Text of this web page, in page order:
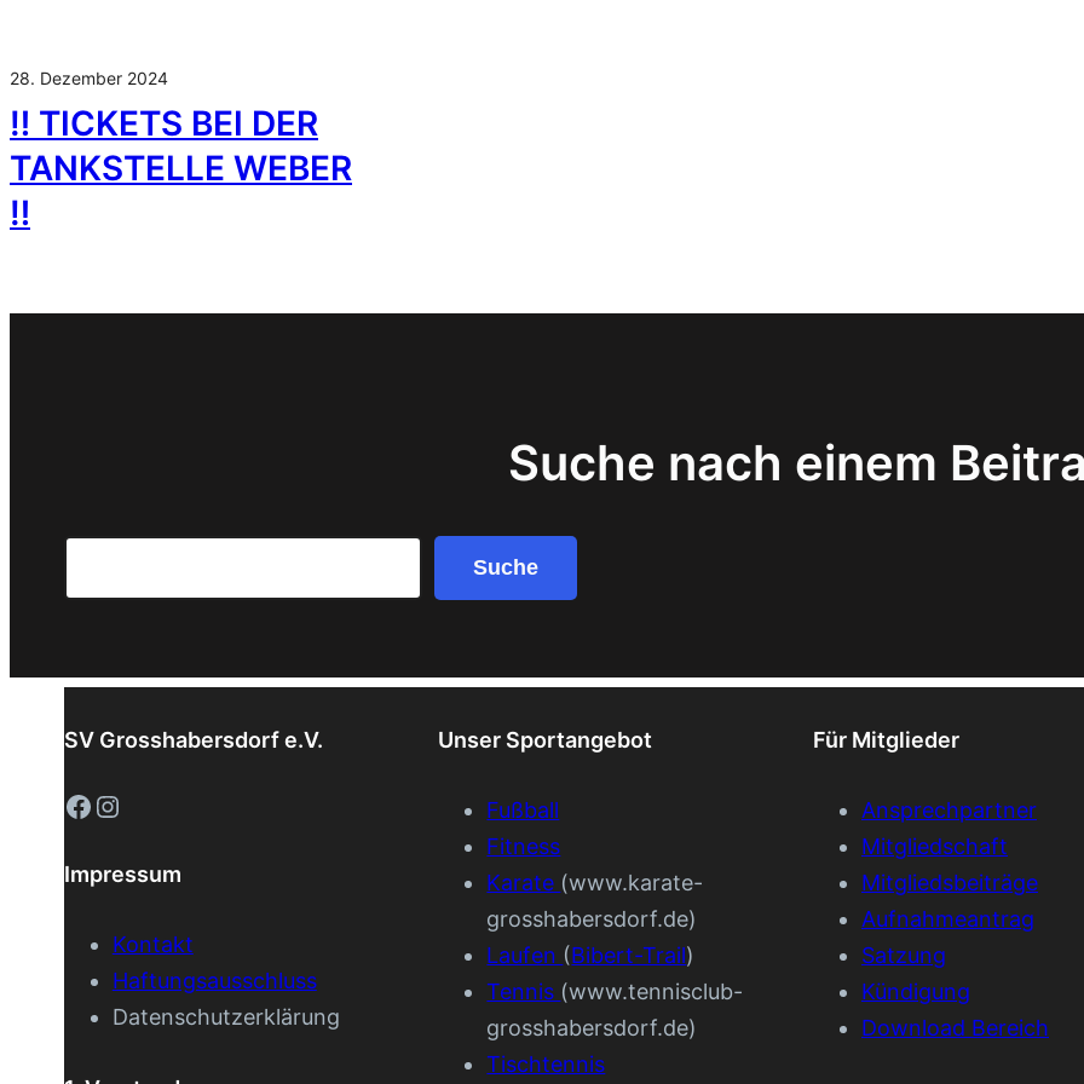
28. Dezember 2024
‼️ TICKETS BEI DER
TANKSTELLE WEBER
‼️
Suche nach einem
Suche
SV Grosshabersdorf e.V.
Facebook Instagram
Impressum
Kontakt
Haftungsausschluss
Datenschutzerklärung
Unser Sportangebot
Fußball
Fitness
Karate (www.karate-
grosshabersdorf.de)
Laufen (Bibert-Trail)
Tennis (www.tennisclub-
grosshabersdorf.de)
Tischtennis
Für Mitglieder
Ansprechpartner
Mitgliedschaft
Mitgliedsbeiträge
Aufnahmeantrag
Satzung
Kündigung
Download Bereich